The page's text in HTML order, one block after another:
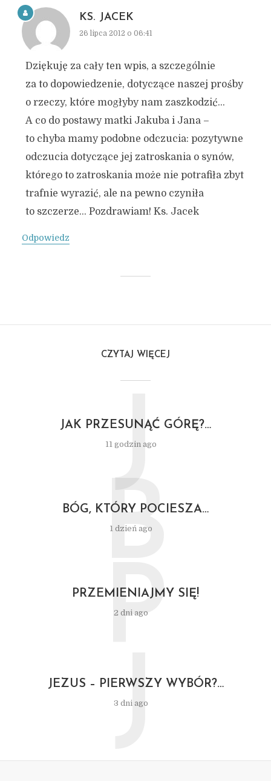
KS. JACEK
26 lipca 2012 o 06:41
Dziękuję za cały ten wpis, a szczególnie
za to dopowiedzenie, dotyczące naszej prośby
o rzeczy, które mogłyby nam zaszkodzić…
A co do postawy matki Jakuba i Jana –
to chyba mamy podobne odczucia: pozytywne
odczucia dotyczące jej zatroskania o synów,
którego to zatroskania może nie potrafiła zbyt
trafnie wyrazić, ale na pewno czyniła
to szczerze… Pozdrawiam! Ks. Jacek
Odpowiedz
CZYTAJ WIĘCEJ
JAK PRZESUNĄĆ GÓRĘ?…
11 godzin ago
J
BÓG, KTÓRY POCIESZA…
1 dzień ago
B
PRZEMIENIAJMY SIĘ!
2 dni ago
P
JEZUS – PIERWSZY WYBÓR?…
3 dni ago
J